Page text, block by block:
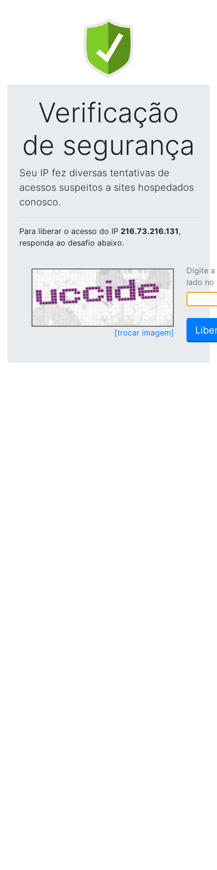
Verificação
de segurança
Seu IP fez diversas tentativas de
acessos suspeitos a sites hospedados
conosco.
Para liberar o acesso do IP 216.73.216.131,
responda ao desafio abaixo.
[trocar imagem]
Digite
lado no